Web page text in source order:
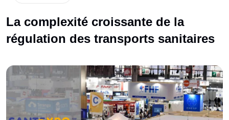
La complexité croissante de la
régulation des transports sanitaires